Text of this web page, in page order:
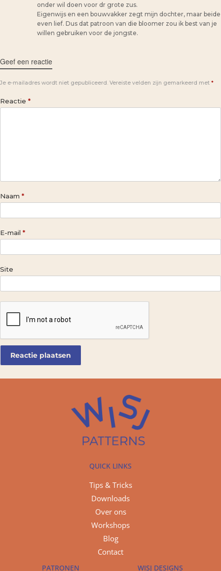
onder wil doen voor dr grote zus.
Eigenwijs en een bouwvakker zegt mijn dochter, maar beide
even lief. Dus dat patroon van die bloomer zou ik best van je
willen gebruiken voor de jongste.
Geef een reactie
Je e-mailadres wordt niet gepubliceerd. Vereiste velden zijn gemarkeerd met *
Reactie *
Naam *
E-mail *
Site
QUICK LINKS
Tips & Tricks
Downloads
Over ons
Workshops
Blog
Contact
PATRONEN WISJ DESIGNS